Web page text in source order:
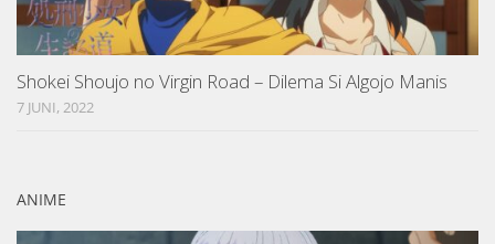
Shokei Shoujo no Virgin Road – Dilema Si Algojo Manis
7 JUNI, 2022
ANIME